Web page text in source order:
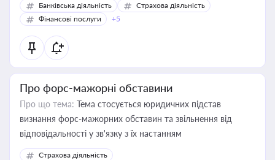
Банківська діяльність
Страхова діяльність
Фінансові послуги
+5
Про форс-мажорні обставини
Про що тема: Тема стосується юридичних підстав
визнання форс-мажорних обставин та звільнення від
відповідальності у зв'язку з їх настанням
Страхова діяльність